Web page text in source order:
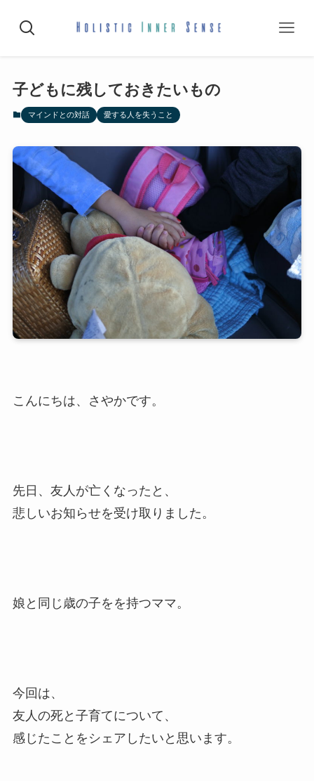
子どもに残しておきたいもの
マインドとの対話 愛する人を失うこと
こんにちは、さやかです。
先日、友人が亡くなったと、
悲しいお知らせを受け取りました。
娘と同じ歳の子をを持つママ。
今回は、
友人の死と子育てについて、
感じたことをシェアしたいと思います。